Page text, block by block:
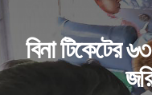
বিনা টিকেটের